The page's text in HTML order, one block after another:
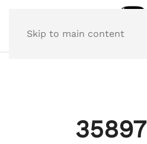
Skip to main content